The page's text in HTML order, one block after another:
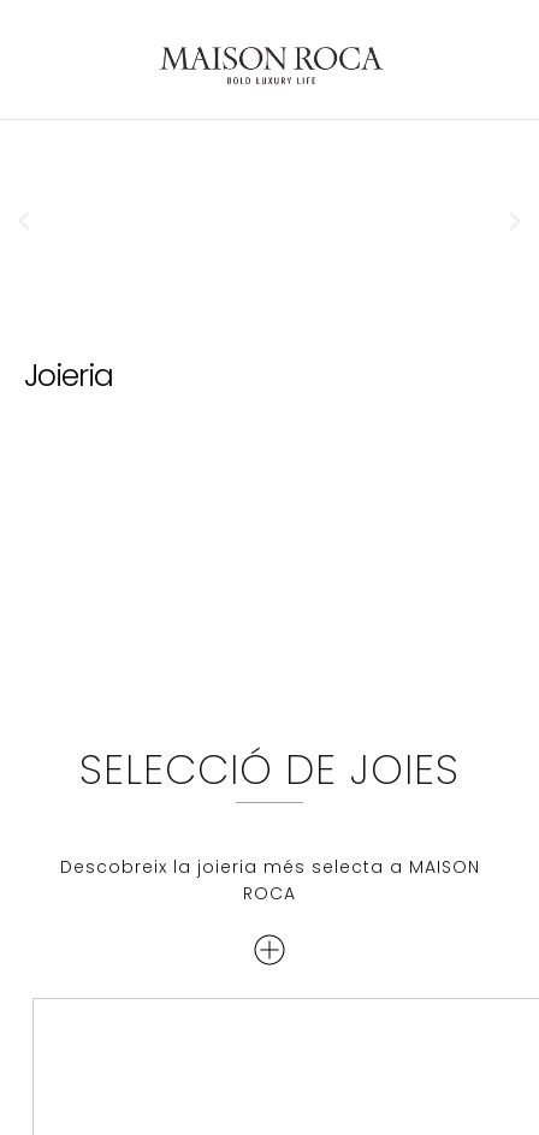
Joieria
SELECCIÓ DE JOIES
Descobreix la joieria més selecta a MAISON
ROCA